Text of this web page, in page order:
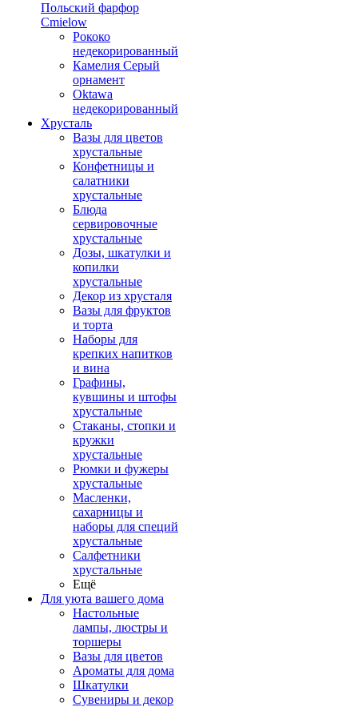
Польский фарфор
Сmielow
Рококо
недекорированный
Камелия Серый
орнамент
Oktawa
недекорированный
Хрусталь
Вазы для цветов
хрустальные
Конфетницы и
салатники
хрустальные
Блюда
сервировочные
хрустальные
Дозы, шкатулки и
копилки
хрустальные
Декор из хрусталя
Вазы для фруктов
и торта
Наборы для
крепких напитков
и вина
Графины,
кувшины и штофы
хрустальные
Стаканы, стопки и
кружки
хрустальные
Рюмки и фужеры
хрустальные
Масленки,
сахарницы и
наборы для специй
хрустальные
Салфетники
хрустальные
Ещё
Для уюта вашего дома
Настольные
лампы, люстры и
торшеры
Вазы для цветов
Ароматы для дома
Шкатулки
Сувениры и декор